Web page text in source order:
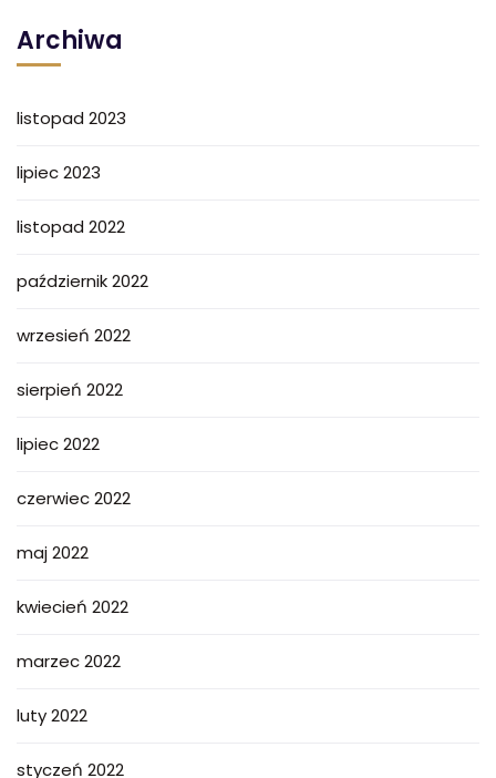
Archiwa
listopad 2023
lipiec 2023
listopad 2022
październik 2022
wrzesień 2022
sierpień 2022
lipiec 2022
czerwiec 2022
maj 2022
kwiecień 2022
marzec 2022
luty 2022
styczeń 2022